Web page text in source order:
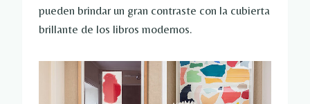
pueden brindar un gran contraste con la cubierta
brillante de los libros modernos.